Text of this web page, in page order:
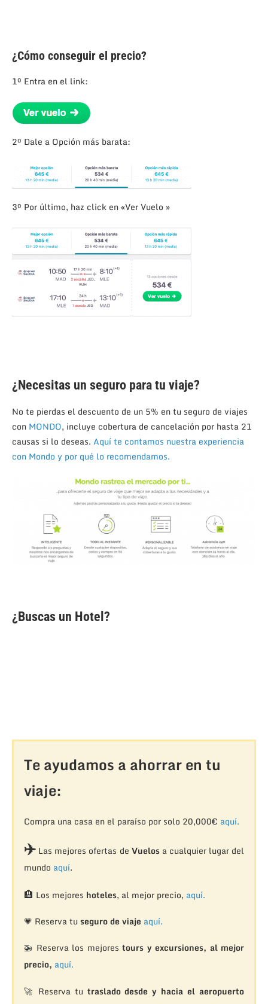
¿Cómo conseguir el precio?
1º Entra en el link:
2º Dale a Opción más barata:
3º Por último, haz click en «Ver Vuelo »
¿Necesitas un seguro para tu viaje?
No te pierdas el descuento de un 5% en tu seguro de viajes
con MONDO, incluye cobertura de cancelación por hasta 21
causas si lo deseas. Aquí te contamos nuestra experiencia
con Mondo y por qué lo recomendamos.
¿Buscas un Hotel?
Te ayudamos a ahorrar en tu
viaje:
Compra una casa en el paraíso por solo 20,000€ aquí.
✈️Las mejores ofertas de Vuelosa cualquier lugar del
mundo aquí.
🏨 Los mejores hoteles, al mejor precio, aquí.
💗 Reserva tu seguro de viaje aquí.
🚁 Reserva los mejorestours y excursiones, al mejor
precio, aquí.
🚀 Reserva tu traslado desde y hacia el aeropuerto